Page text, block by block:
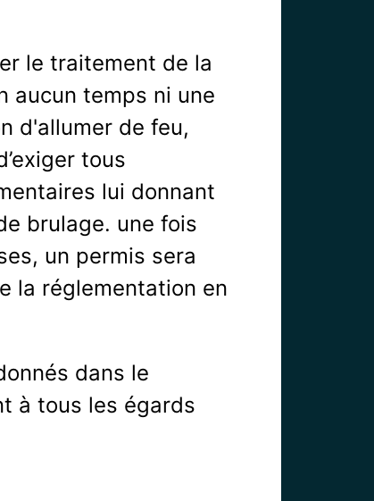
le traitement de la
aucun temps ni une
d'allumer de feu,
tous
lui donnant
brulage. une fois
un permis sera
la réglementation en
dans le
à tous les égards